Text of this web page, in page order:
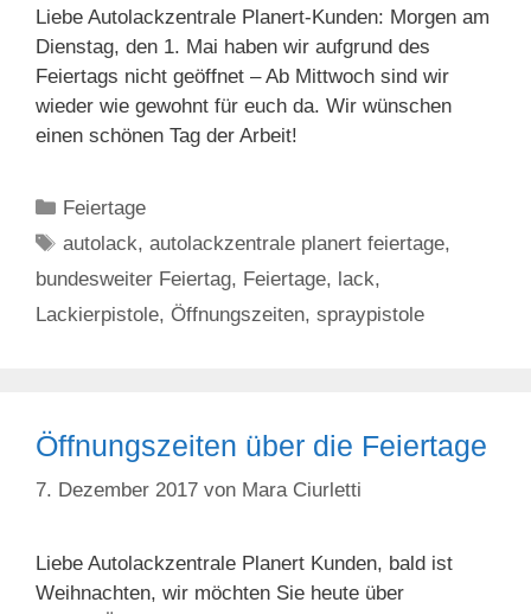
Liebe Autolackzentrale Planert-Kunden: Morgen am
Dienstag, den 1. Mai haben wir aufgrund des
Feiertags nicht geöffnet – Ab Mittwoch sind wir
wieder wie gewohnt für euch da. Wir wünschen
einen schönen Tag der Arbeit!
Kategorien
Feiertage
Schlagwörter
autolack,autolackzentrale planert feiertage,
bundesweiter Feiertag, Feiertage, lack,
Lackierpistole, Öffnungszeiten, spraypistole
Öffnungszeiten über die Feiertage
7. Dezember 2017 von Mara Ciurletti
Liebe Autolackzentrale Planert Kunden, bald ist
Weihnachten, wir möchten Sie heute über